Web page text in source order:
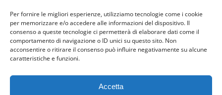
Per fornire le migliori esperienze, utilizziamo tecnologie come i cookie
per memorizzare e/o accedere alle informazioni del dispositivo. Il
consenso a queste tecnologie ci permetterà di elaborare dati come il
comportamento di navigazione o ID unici su questo sito. Non
acconsentire o ritirare il consenso può influire negativamente su alcune
caratteristiche e funzioni.
Accetta
Seguici sui Social